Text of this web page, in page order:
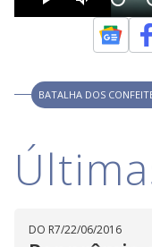
BATALHA DOS
DO R7/22/06/2016